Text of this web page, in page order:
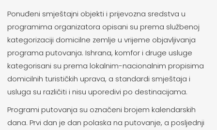
Ponuđeni smještajni objekti i prijevozna sredstva u
programima organizatora opisani su prema službenoj
kategorizaciji domicilne zemlje u vrijeme objavljivanja
programa putovanja. Ishrana, komfor i druge usluge
kategorisani su prema lokalnim-nacionalnim propisima
domicilnih turističkih uprava, a standardi smještaja i
usluga su različiti i nisu uporedivi po destinacijama.
Programi putovanja su označeni brojem kalendarskih
dana. Prvi dan je dan polaska na putovanje, a posljednji